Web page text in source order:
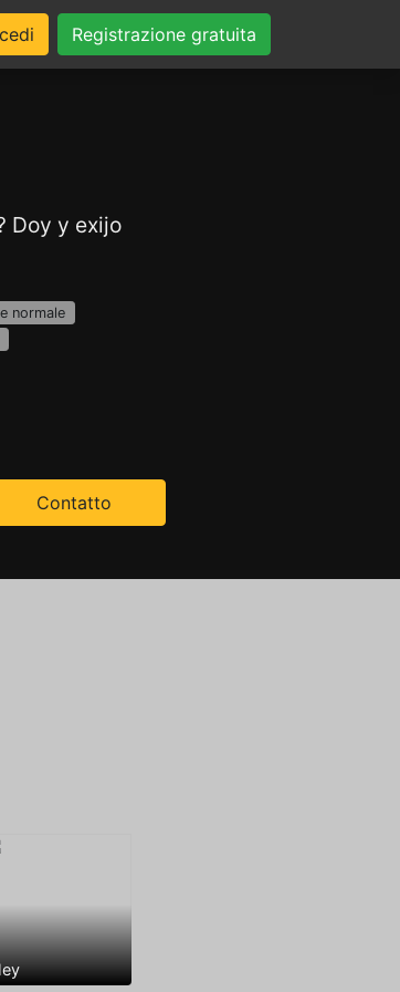
Registrazione gratuita
Doy y exijo
normale
Contatto